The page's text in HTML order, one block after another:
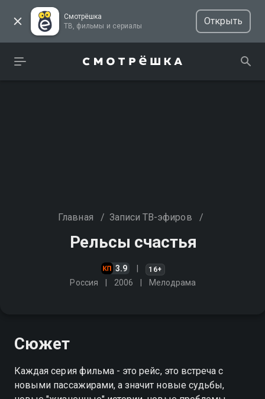
Смотрёшка
ТВ, фильмы и сериалы
Открыть
Главная / Записи ТВ-эфиров /
Рельсы счастья
3.9 16+
Россия 2006 Мелодрама
Сюжет
Каждая серия фильма - это рейс, это встреча с
новыми пассажирами, а значит новые судьбы,